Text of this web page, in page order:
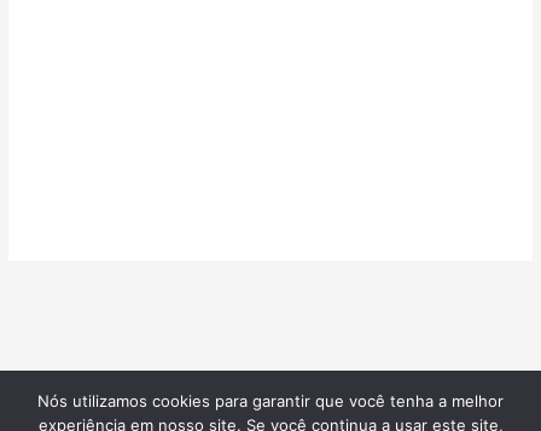
Confeitarias de Sucesso | Todos os direitos reservados |
Nós utilizamos cookies para garantir que você tenha a melhor
experiência em nosso site. Se você continua a usar este site,